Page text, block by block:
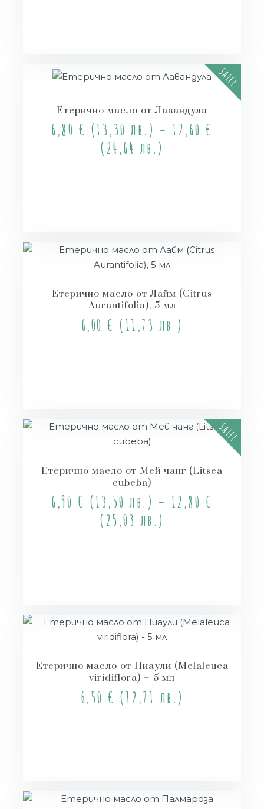
SALE!
Етерично масло от Лавандула
6,80 € (13,30 лв.) – 12,60 €
(24,64 лв.)
Етерично масло от Лайм (Citrus
Aurantifolia), 5 мл
6,00 € (11,73 лв.)
SALE!
Етерично масло от Мей чанг (Litsea
cubeba)
6,90 € (13,50 лв.) – 12,80 €
(25,03 лв.)
Етерично масло от Ниаули (Melaleuca
viridiflora) – 5 мл
6,50 € (12,71 лв.)